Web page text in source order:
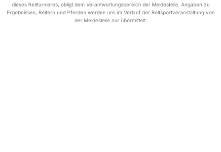
dieses Reitturnieres, obligt dem Verantwortungsbereich der Meldestelle. Angaben zu
Ergebnissen, Reitern und Pferden werden uns im Verlauf der Reitsportveranstaltung von
der Meldestelle nur übermittelt.